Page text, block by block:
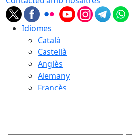
Idiomes
Català
Castellà
Anglès
Alemany
Francès